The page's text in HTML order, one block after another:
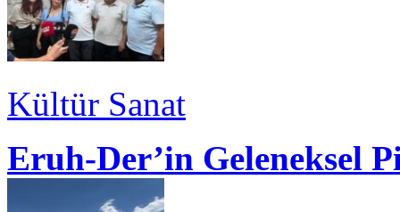
Kültür Sanat
Eruh-Der’in Geleneksel